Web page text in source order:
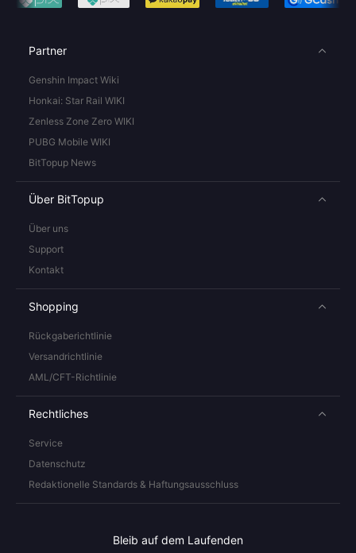
Partner
Genshin Impact Wiki
Honkai: Star Rail WIKI
Zenless Zone Zero WIKI
PUBG Mobile WIKI
BitTopup News
Über BitTopup
Über uns
Support
Kontakt
Shopping
Rückgaberichtlinie
Versandrichtlinie
AML/CFT-Richtlinie
Rechtliches
Service
Datenschutz
Redaktionelle Standards & Haftungsausschluss
Bleib auf dem Laufenden